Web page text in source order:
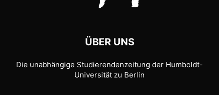
ÜBER UNS
Die unabhängige Studierendenzeitung der Humboldt-
Universität zu Berlin